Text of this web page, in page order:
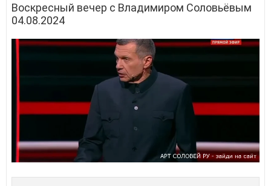
Воскресный вечер с Владимиром Соловьёвым
04.08.2024